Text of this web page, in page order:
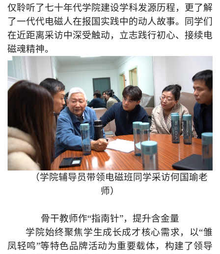
仅聆听了七十年代学院建设学科发源历程，更了解
了一代代电磁人在报国实践中的动人故事。同学们
在近距离采访中深受触动，立志践行初心、接续电
磁魂精神。
（学院辅导员带领电磁班同学采访何国瑜老
师）
骨干教师作“指南针”，提升含金量
学院始终聚焦学生成长成才核心需求，以“雏
凤轻鸣”等特色品牌活动为重要载体，构建了领导